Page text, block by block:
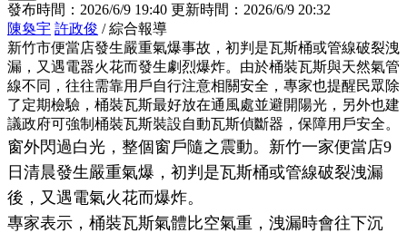
發布時間： 2026/6/9 19:40 更新時間： 2026/6/9 20:32
陳奐宇 許政俊 / 綜合報導
新竹市便當店發生嚴重氣爆事故，初判是瓦斯桶或管線破裂洩
漏，又遇電器火花而發生劇烈爆炸。由於桶裝瓦斯與天然氣管
線不同，往往需靠用戶自行注意相關安全，專家也提醒民眾除
了定期檢驗，桶裝瓦斯最好放在通風處並避開陽光，另外也建
議政府可強制桶裝瓦斯裝設自動瓦斯偵斷器，保障用戶安全。
窗外閃過白光，整個窗戶隨之震動。新竹一家便當店9
日清晨發生嚴重氣爆，初判是瓦斯桶或管線破裂洩漏
後，又遇電氣火花而爆炸。
專家表示，桶裝瓦斯氣體比空氣重，洩漏時會往下沉